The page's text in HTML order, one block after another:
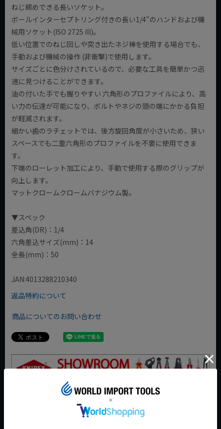
ねじ締めできる長いソケット。
ボールインターセプトリング付きの長い1/4”のハンドおよび機
械用ソケット(ISO 2725 III)。
低い位置でのねじ回しや突き出たネジ棒を使用する場合でも、
手動および機械の操作 (非衝撃)で使用します。
サイズごとに色分けされているので、必要な工具を簡単かつ迅
速に見つけることができます。
油の付いた手でも握りやすい 六角形のプロファイルにより、高
い力の伝達が可能になり、ボルトやネジの頭の端にかかる負担
が軽減されます。
細かい歯のラチェットでは、後方旋回角度が小さいため、狭い
スペースでも二重六角形のプロファイルを不要に使用できま
す。
下端のローレット加工により、手動で使用する際のグリップが
向上します。
マットクロームクロームバナジウム製。
▼スペック
差込角(DR)：1/4
六角差込サイズ(mm)：14
全長(mm)：50
JAN:4013288210340
返品特約について
商品についてのお問い合わせ